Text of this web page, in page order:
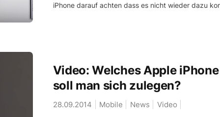
iPhone darauf achten dass es nicht wieder dazu
Video: Welches Apple
soll man sich zulegen?
28.09.2014 Mobile News Video